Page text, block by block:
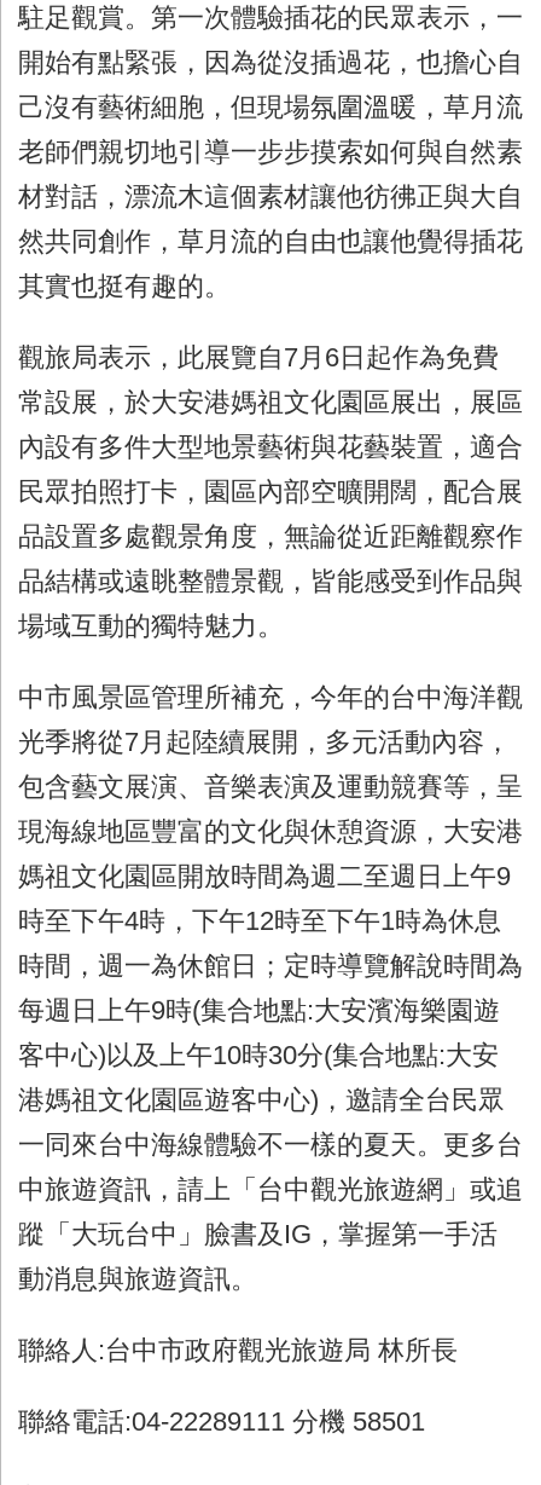
駐足觀賞。第一次體驗插花的民眾表示，一
開始有點緊張，因為從沒插過花，也擔心自
己沒有藝術細胞，但現場氛圍溫暖，草月流
老師們親切地引導一步步摸索如何與自然素
材對話，漂流木這個素材讓他彷彿正與大自
然共同創作，草月流的自由也讓他覺得插花
其實也挺有趣的。
觀旅局表示，此展覽自7月6日起作為免費
常設展，於大安港媽祖文化園區展出，展區
內設有多件大型地景藝術與花藝裝置，適合
民眾拍照打卡，園區內部空曠開闊，配合展
品設置多處觀景角度，無論從近距離觀察作
品結構或遠眺整體景觀，皆能感受到作品與
場域互動的獨特魅力。
中市風景區管理所補充，今年的台中海洋觀
光季將從7月起陸續展開，多元活動內容，
包含藝文展演、音樂表演及運動競賽等，呈
現海線地區豐富的文化與休憩資源，大安港
媽祖文化園區開放時間為週二至週日上午9
時至下午4時，下午12時至下午1時為休息
時間，週一為休館日；定時導覽解說時間為
每週日上午9時(集合地點:大安濱海樂園遊
客中心)以及上午10時30分(集合地點:大安
港媽祖文化園區遊客中心)，邀請全台民眾
一同來台中海線體驗不一樣的夏天。更多台
中旅遊資訊，請上「台中觀光旅遊網」或追
蹤「大玩台中」臉書及IG，掌握第一手活
動消息與旅遊資訊。
聯絡人:台中市政府觀光旅遊局 林所長
聯絡電話:04-22289111 分機 58501